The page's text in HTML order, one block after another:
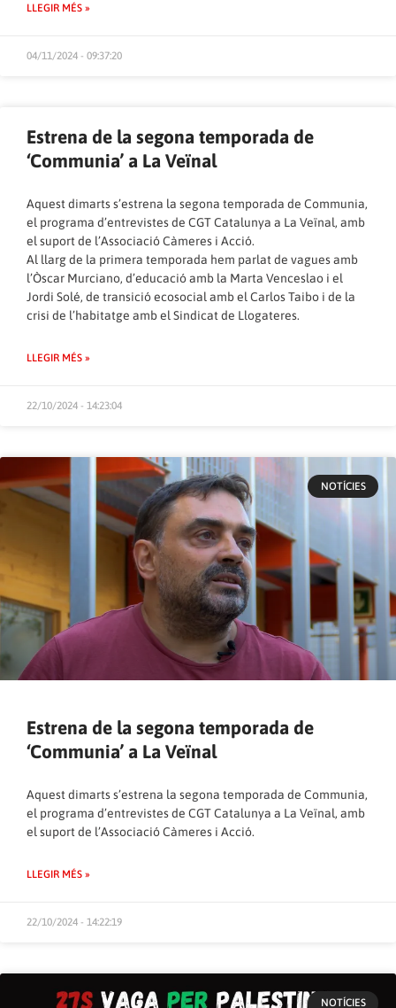
LLEGIR MÉS »
04/11/2024 - 09:37:20
Estrena de la segona temporada de
‘Communia’ a La Veïnal
Aquest dimarts s’estrena la segona temporada de Communia,
el programa d’entrevistes de CGT Catalunya a La Veïnal, amb
el suport de l’Associació Càmeres i Acció.
Al llarg de la primera temporada hem parlat de vagues amb
l’Òscar Murciano, d’educació amb la Marta Venceslao i el
Jordi Solé, de transició ecosocial amb el Carlos Taibo i de la
crisi de l’habitatge amb el Sindicat de Llogateres.
LLEGIR MÉS »
22/10/2024 - 14:23:04
NOTÍCIES
Estrena de la segona temporada de
‘Communia’ a La Veïnal
Aquest dimarts s’estrena la segona temporada de Communia,
el programa d’entrevistes de CGT Catalunya a La Veïnal, amb
el suport de l’Associació Càmeres i Acció.
LLEGIR MÉS »
22/10/2024 - 14:22:19
NOTÍCIES